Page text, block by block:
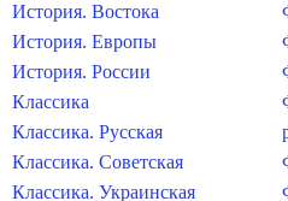
История. Востока
История. Европы
История. России
Классика
Классика. Русская
Классика. Советская
Классика. Украинская